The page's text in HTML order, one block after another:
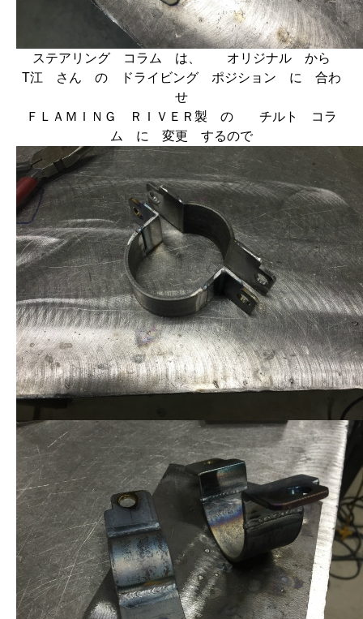
ステアリング コラム は、 オリジナル から
T江 さん の ドライビング ポジション に 合わ
せ
ＦＬＡＭＩＮＧ ＲＩＶＥＲ 製 の チルト コラ
ム に 変更 するので